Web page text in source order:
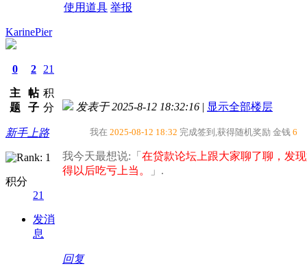
使用道具 举报
KarinePier
0
主
题
2
帖
子
21
积
分
新手上路
积分
21
发消
息
发表于 2025-8-12 18:32:16 | 显示全部楼层
我在 2025-08-12 18:32 完成签到,获得随机奖励 金钱 6
我今天最想说:「 在贷款论坛上跟大家聊了聊，发
得以后吃亏上当。​
」.
回复